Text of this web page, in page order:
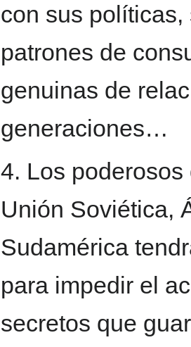
con sus
patrones de
genuinas de
generaciones…
4. Los
Unión Soviética,
Sudamérica
para impedir el
secretos que